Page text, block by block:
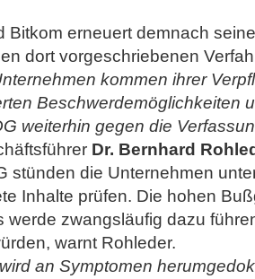
Bitkom erneuert demnach
dort vorgeschriebenen
kommen ihrer
Beschwerdemöglichkeiten
weiterhin gegen die
Dr. Bernhard
stünden die Unternehmen
Inhalte prüfen. Die hohen
werde zwangsläufig dazu
warnt Rohleder.
an Symptomen